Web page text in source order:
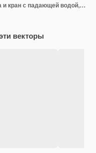
Металлическая лейка для душа и кран с падающей водой, изолированные на прозрачном фоне
векторы